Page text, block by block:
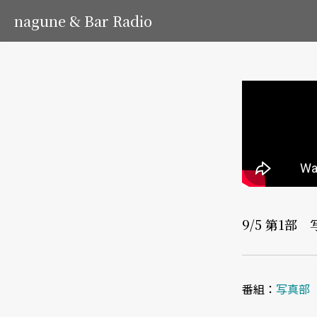
nagune & Bar Radio
9/5 第1部
番組： 写真部